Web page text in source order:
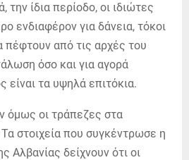
ίδια περίοδο, οι ιδιώτες
ενδιαφέρον για δάνεια, τόκοι
πέφτουν από τις αρχές του
όσο και για αγορά
είναι τα υψηλά επιτόκια.
όμως οι τράπεζες στα
Τα στοιχεία που συγκέντρωσε η
Αλβανίας δείχνουν ότι οι